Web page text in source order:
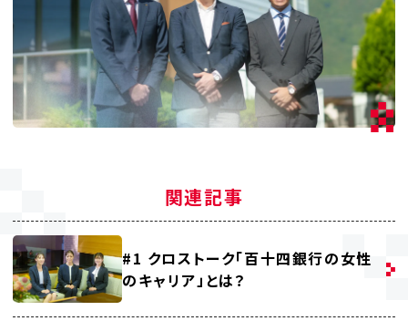
関連記事
#1 クロストーク「百十四銀行の女性
のキャリア」とは？